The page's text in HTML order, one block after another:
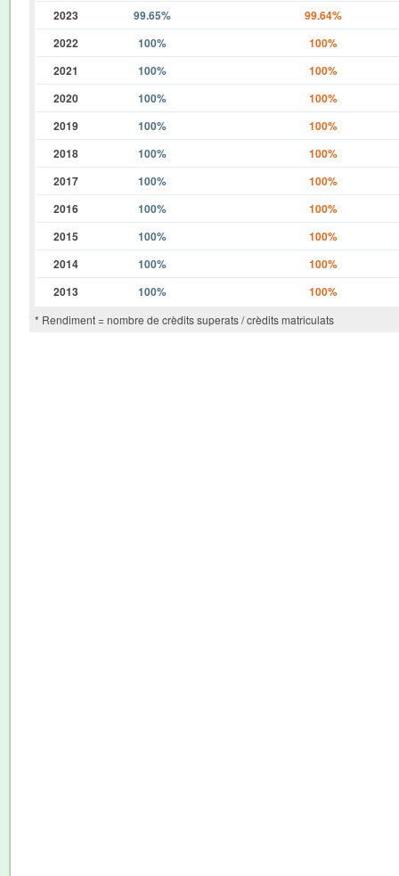
2023
99.65%
99.64%
2022
100%
100%
2021
100%
100%
2020
100%
100%
2019
100%
100%
2018
100%
100%
2017
100%
100%
2016
100%
100%
2015
100%
100%
2014
100%
100%
2013
100% 100%
* Rendiment = nombre de crèdits superats / crèdits matriculats